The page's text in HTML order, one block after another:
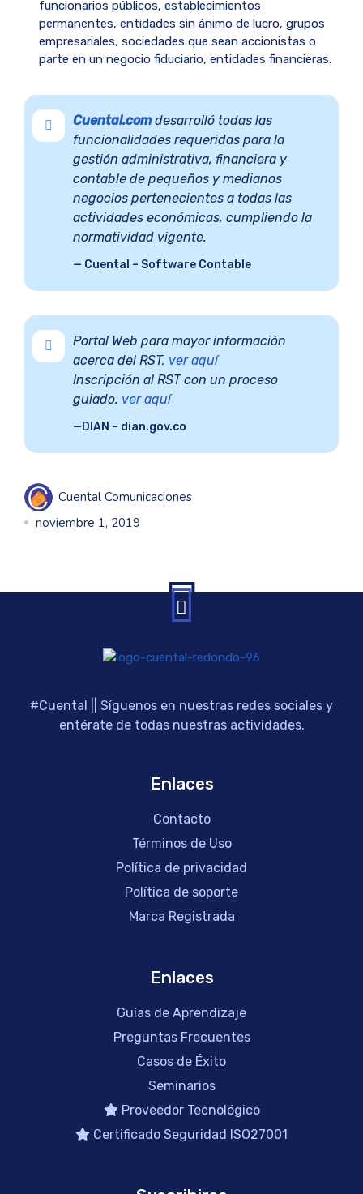
funcionarios públicos, establecimientos
permanentes, entidades sin ánimo de lucro, grupos
empresariales, sociedades que sean accionistas o
parte en un negocio fiduciario, entidades financieras.
Cuental.comdesarrolló todas las
funcionalidades requeridas para la
gestión administrativa, financiera y
contable de pequeños y medianos
negocios pertenecientes a todas las
actividades económicas, cumpliendo la
normatividad vigente.
Cuental – Software Contable
Portal Web para mayor información
acerca del RST. ver aquí
Inscripción al RST con un proceso
guiado. ver aquí
DIAN – dian.gov.co
Cuental Comunicaciones
noviembre 1, 2019
#Cuental || Síguenos en nuestras redes sociales y
entérate de todas nuestras actividades.
Enlaces
Contacto
Términos de Uso
Política de privacidad
Política de soporte
Marca Registrada
Enlaces
Guías de Aprendizaje
Preguntas Frecuentes
Casos de Éxito
Seminarios
Proveedor Tecnológico
Certificado Seguridad ISO27001